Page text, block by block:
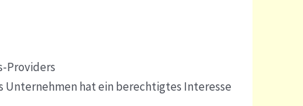
Providers
Unternehmen hat ein berechtigtes Interesse